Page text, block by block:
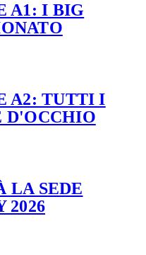
A1: I BIG
A2: TUTTI I
D'OCCHIO
LA SEDE
2026